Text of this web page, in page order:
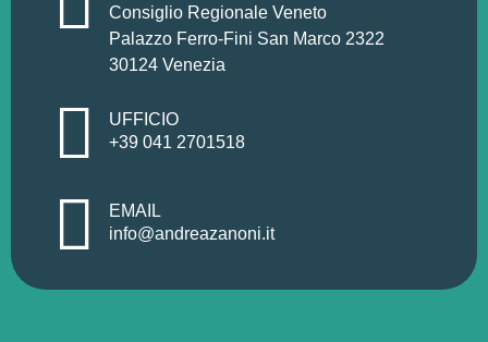
Consiglio Regionale Veneto
Palazzo Ferro-Fini San Marco 2322
30124 Venezia
UFFICIO
+39 041 2701518
EMAIL
info@andreazanoni.it